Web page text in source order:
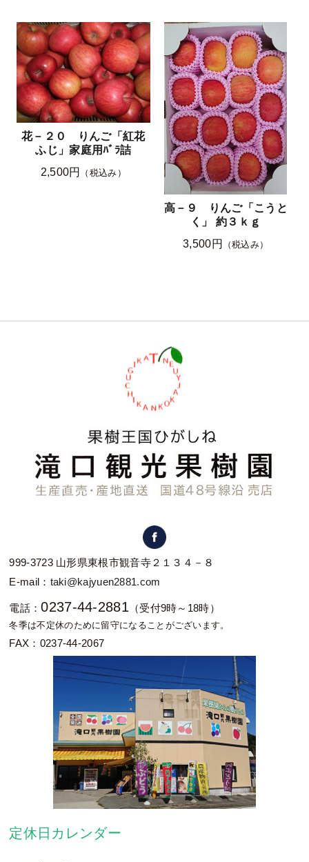
花－２０ りんご「紅花
ふじ」家庭用ﾊﾞﾗ詰
2,500円
（税込み）
高－９ りんご「こうと
く」 約３ｋｇ
3,500円
（税込み）
999-3723 山形県東根市観音寺２１３４－８
E-mail： taki@kajyuen2881.com
電話：0237-44-2881（受付9時～18時）
冬季は不定休のために留守になることがございます。
FAX：0237-44-2067
定休日カレンダー